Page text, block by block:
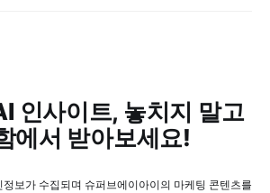
업이 각각 사업
델을 찾게
인사이트, 놓치지 말고
에서 받아보세요!
보가 수집되며 슈퍼브에이아이의 마케팅 콘텐츠를